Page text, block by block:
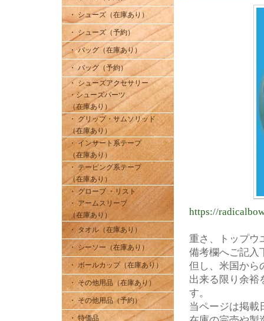
・ シューズ（在庫あり）
・ シューズ（予約）
・ バッグ（在庫あり）
・ バッグ（予約）
・ シューズアクセサリー
・シューズパーツ
（在庫あり）
・ グリップ・サムソリッド
（在庫あり）
・ インサート系テープ
（在庫あり）
・ テーピング系テープ
（在庫あり）
・ グローブ ・リスト
・ アームスリーブ
（在庫あり）
・ タオル（在庫あり）
・ シーソー（在庫あり）
・ ボールカップ（在庫あり）
・ その他用品（在庫あり）
・ その他用品（予約）
・ 特価品
https://
重さ、トップウ
備考欄へご記入
但し、米国から
出来る限り余裕
す。
当ページは掲載